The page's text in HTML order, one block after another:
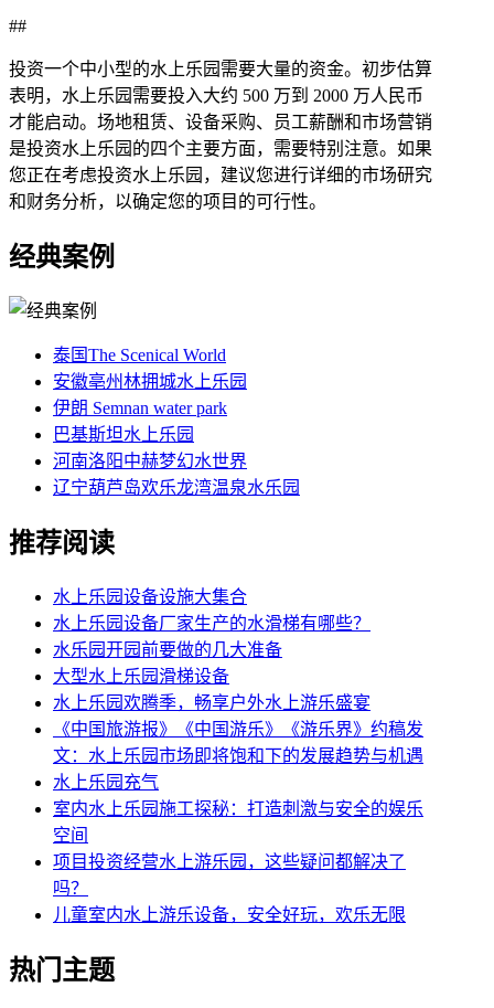
##
投资一个中小型的水上乐园需要大量的资金。初步估算
表明，水上乐园需要投入大约 500 万到 2000 万人民币
才能启动。场地租赁、设备采购、员工薪酬和市场营销
是投资水上乐园的四个主要方面，需要特别注意。如果
您正在考虑投资水上乐园，建议您进行详细的市场研究
和财务分析，以确定您的项目的可行性。
经典案例
泰国The Scenical World
安徽亳州林拥城水上乐园
伊朗 Semnan water park
巴基斯坦水上乐园
河南洛阳中赫梦幻水世界
辽宁葫芦岛欢乐龙湾温泉水乐园
推荐阅读
水上乐园设备设施大集合
水上乐园设备厂家生产的水滑梯有哪些？
水乐园开园前要做的几大准备
大型水上乐园滑梯设备
水上乐园欢腾季，畅享户外水上游乐盛宴
《中国旅游报》《中国游乐》《游乐界》约稿发
文：水上乐园市场即将饱和下的发展趋势与机遇
水上乐园充气
室内水上乐园施工探秘：打造刺激与安全的娱乐
空间
项目投资经营水上游乐园，这些疑问都解决了
吗？
儿童室内水上游乐设备，安全好玩，欢乐无限
热门主题